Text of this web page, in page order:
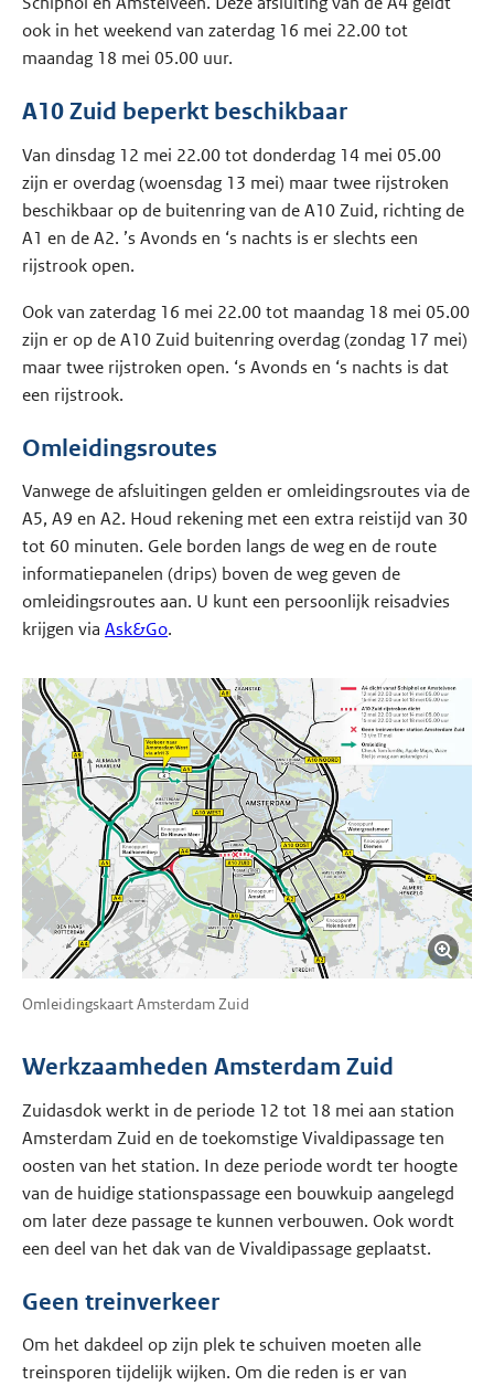
ook in het weekend van zaterdag 16 mei 22.00 tot
maandag 18 mei 05.00 uur.
A10 Zuid beperkt beschikbaar
Van dinsdag 12 mei 22.00 tot donderdag 14 mei 05.00
zijn er overdag (woensdag 13 mei) maar twee rijstroken
beschikbaar op de buitenring van de A10 Zuid, richting de
A1 en de A2. ’s Avonds en ‘s nachts is er slechts een
rijstrook open.
Ook van zaterdag 16 mei 22.00 tot maandag 18 mei 05.00
zijn er op de A10 Zuid buitenring overdag (zondag 17 mei)
maar twee rijstroken open. ‘s Avonds en ‘s nachts is dat
een rijstrook.
Omleidingsroutes
Vanwege de afsluitingen gelden er omleidingsroutes via de
A5, A9 en A2. Houd rekening met een extra reistijd van 30
tot 60 minuten. Gele borden langs de weg en de route
informatiepanelen (drips) boven de weg geven de
omleidingsroutes aan. U kunt een persoonlijk reisadvies
krijgen viaAsk&Go.
Omleidingskaart Amsterdam Zuid
Werkzaamheden Amsterdam Zuid
Zuidasdok werkt in de periode 12 tot 18 mei aan station
Amsterdam Zuid en de toekomstige Vivaldipassage ten
oosten van het station. In deze periode wordt ter hoogte
van de huidige stationspassage een bouwkuip aangelegd
om later deze passage te kunnen verbouwen. Ook wordt
een deel van het dak van de Vivaldipassage geplaatst.
Geen treinverkeer
Om het dakdeel op zijn plek te schuiven moeten alle
treinsporen tijdelijk wijken. Om die reden is er van